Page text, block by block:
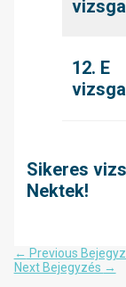
12. E
Sikeres
Nektek!
Bejegyzés
navigáció
← Previous
Next Bejegyzés →